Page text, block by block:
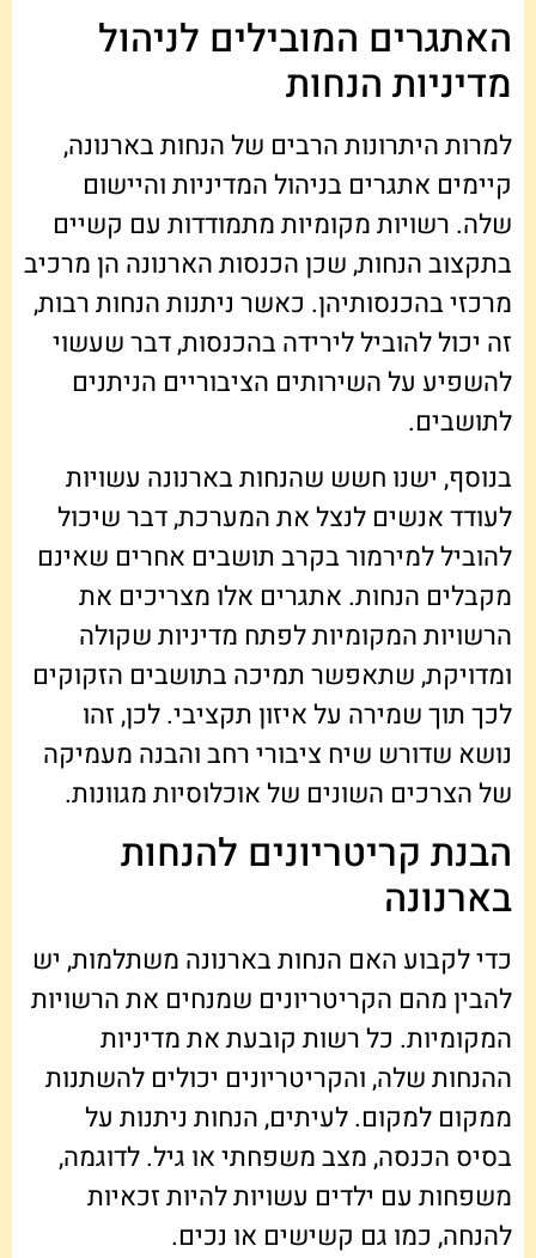
האתגרים המובילים לניהול
מדיניות הנחות
למרות היתרונות הרבים של הנחות בארנונה,
קיימים אתגרים בניהול המדיניות והיישום
שלה. רשויות מקומיות מתמודדות עם קשיים
בתקצוב הנחות, שכן הכנסות הארנונה הן מרכיב
מרכזי בהכנסותיהן. כאשר ניתנות הנחות רבות,
זה יכול להוביל לירידה בהכנסות, דבר שעשוי
להשפיע על השירותים הציבוריים הניתנים
לתושבים.
בנוסף, ישנו חשש שהנחות בארנונה עשויות
לעודד אנשים לנצל את המערכת, דבר שיכול
להוביל למירמור בקרב תושבים אחרים שאינם
מקבלים הנחות. אתגרים אלו מצריכים את
הרשויות המקומיות לפתח מדיניות שקולה
ומדויקת, שתאפשר תמיכה בתושבים הזקוקים
לכך תוך שמירה על איזון תקציבי. לכן, זהו
נושא שדורש שיח ציבורי רחב והבנה מעמיקה
של הצרכים השונים של אוכלוסיות מגוונות.
הבנת קריטריונים להנחות
בארנונה
כדי לקבוע האם הנחות בארנונה משתלמות, יש
להבין מהם הקריטריונים שמנחים את הרשויות
המקומיות. כל רשות קובעת את מדיניות
ההנחות שלה, והקריטריונים יכולים להשתנות
ממקום למקום. לעיתים, הנחות ניתנות על
בסיס הכנסה, מצב משפחתי או גיל. לדוגמה,
משפחות עם ילדים עשויות להיות זכאיות
להנחה, כמו גם קשישים או נכים.